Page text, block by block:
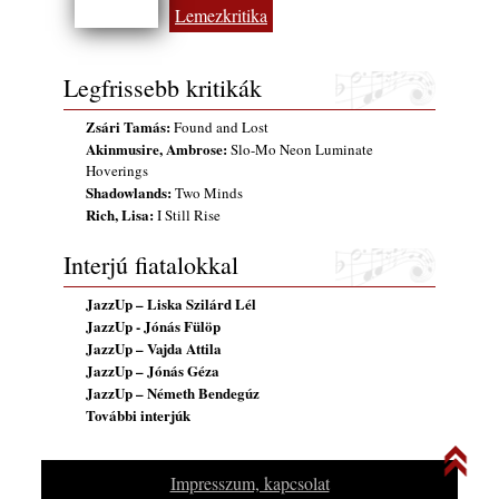
Lemezkritika
Legfrissebb kritikák
Zsári Tamás:Found and Lost
Akinmusire, Ambrose:Slo-Mo Neon Luminate
Hoverings
Shadowlands:Two Minds
Rich, Lisa:I Still Rise
Interjú fiatalokkal
JazzUp – Liska Szilárd Lél
JazzUp - Jónás Fülöp
JazzUp – Vajda Attila
JazzUp – Jónás Géza
JazzUp – Németh Bendegúz
További interjúk
Impresszum, kapcsolat